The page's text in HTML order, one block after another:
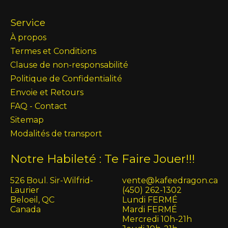
Service
À propos
Termes et Conditions
Clause de non-responsabilité
Politique de Confidentialité
Envoie et Retours
FAQ - Contact
Sitemap
Modalités de transport
Notre Habileté : Te Faire Jouer!!!
526 Boul. Sir-Wilfrid-
Laurier
Beloeil, QC
Canada
vente@kafeedragon.ca
(450) 262-1302
Lundi FERMÉ
Mardi FERMÉ
Mercredi 10h-21h